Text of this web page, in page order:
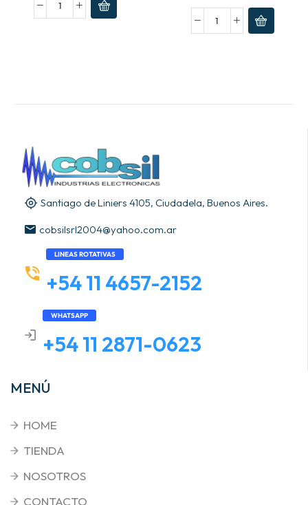
Santiago de Liniers 4105, Ciudadela, Buenos Aires.
cobsilsrl2004@yahoo.com.ar
LINEAS ROTATIVAS
+54 11 4657-2152
WHATSAPP
+54 11 2871-0623
MENÚ
HOME
TIENDA
NOSOTROS
CONTACTO